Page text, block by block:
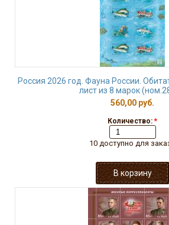
Россия 2026 год. Фауна России.
лист из 8 марок
560,00 руб.
Количество: *
10 доступно для